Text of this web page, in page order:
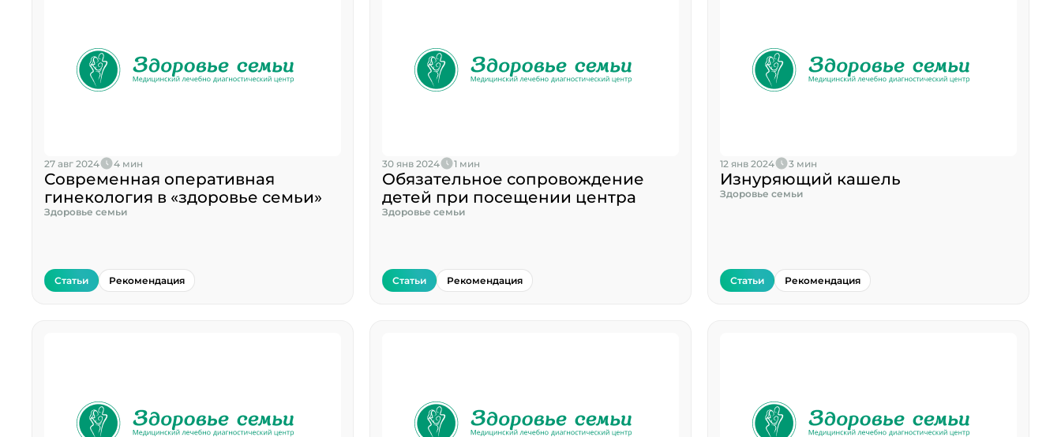
27 авг 2024 4 мин
Современная оперативная
гинекология в «здоровье семьи»
Здоровье семьи
Статьи Рекомендация
30 янв 2024 1 мин
Обязательное сопровождение
детей при посещении центра
Здоровье семьи
Статьи Рекомендация
12 янв 2024 3 мин
Изнуряющий кашель
Здоровье семьи
Статьи Рекомендация